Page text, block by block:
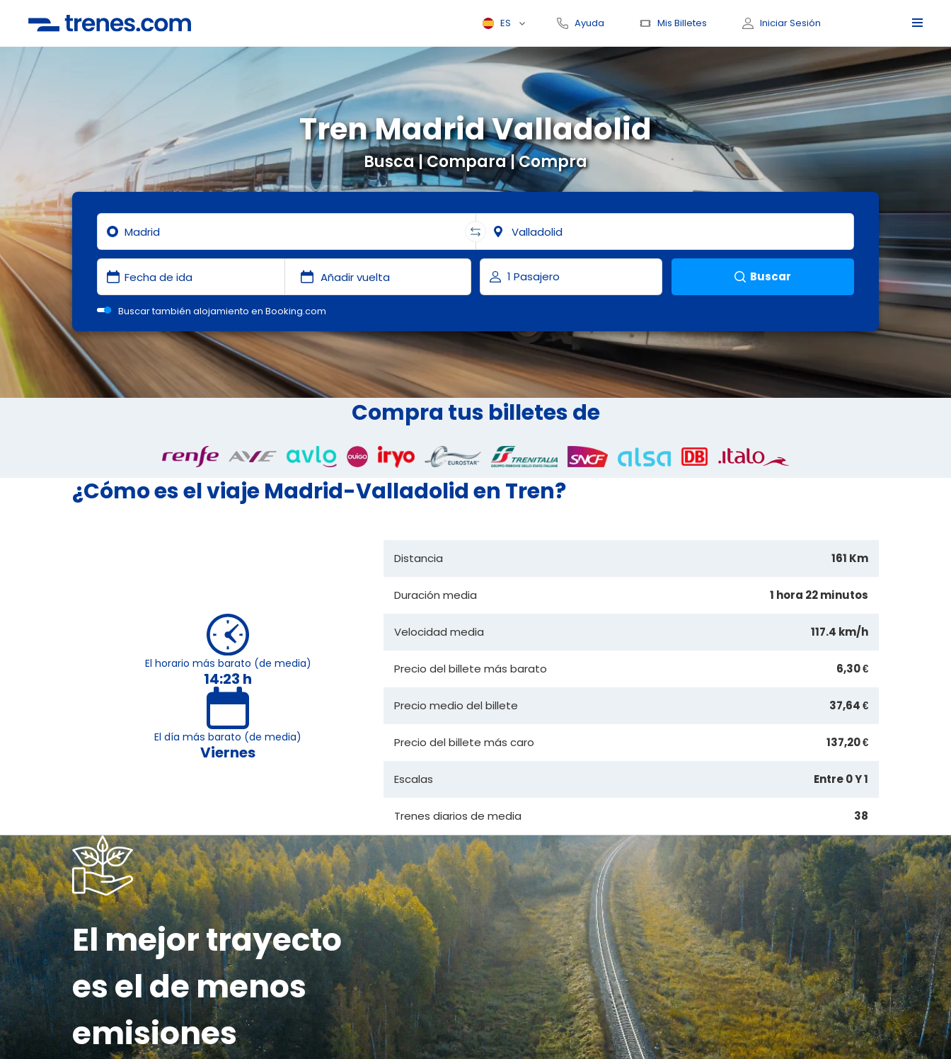
ES Ayuda Mis Billetes Iniciar Sesión
Busca | Compara | Compra
Tren Madrid Valladolid
Buscar
Buscar también alojamiento en Booking.com
Compra tus billetes de
¿Cómo es el viaje Madrid-Valladolid en Tren?
El horario más barato (de media)
14:23 h
El día más barato (de media)
Viernes
Distancia 161 Km
Duración media 1 hora 22 minutos
Velocidad media 117.4 km/h
Precio del billete más barato 6,30 €
Precio medio del billete 37,64 €
Precio del billete más caro 137,20 €
Escalas Entre 0 Y 1
Trenes diarios de media 38
El mejor trayecto
es el de menos
emisiones